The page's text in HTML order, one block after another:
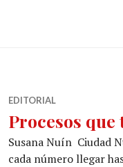
EDITORIAL
Procesos
Susana Nuín Ciudad
cada número llegar